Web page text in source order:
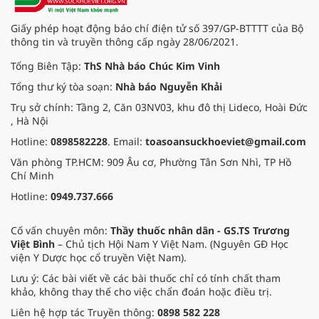
Giấy phép hoạt động báo chí điện tử số 397/GP-BTTTT của Bộ
thông tin và truyền thông cấp ngày 28/06/2021.
Tổng Biên Tập: ThS Nhà báo Chúc Kim Vinh
Tổng thư ký tòa soạn: Nhà báo Nguyễn Khải
Trụ sở chính: Tầng 2, Căn 03NV03, khu đô thị Lideco, Hoài Đức
, Hà Nội
Hotline: 0898582228. Email: toasoansuckhoeviet@gmail.com
Văn phòng TP.HCM: 909 Âu cơ, Phường Tân Sơn Nhì, TP Hồ
Chí Minh
Hotline: 0949.737.666
Cố vấn chuyên môn: Thầy thuốc nhân dân - GS.TS Trương
Việt Bình – Chủ tịch Hội Nam Y Việt Nam. (Nguyên GĐ Học
viện Y Dược học cổ truyền Việt Nam).
Lưu ý: Các bài viết về các bài thuốc chỉ có tính chất tham
khảo, không thay thế cho việc chẩn đoán hoặc điều trị.
Liên hệ hợp tác Truyền thông: 0898 582 228